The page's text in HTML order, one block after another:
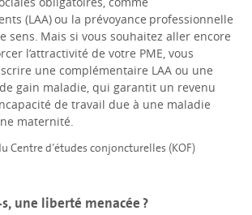
(LAA) ou la prévoyance professionnelle
sens. Mais si vous souhaitez aller encore
l’attractivité de votre PME, vous
une complémentaire LAA ou une
gain maladie, qui garantit un revenu
de travail due à une maladie
maternité.
Centre d’études conjoncturelles (KOF)
une liberté menacée ?